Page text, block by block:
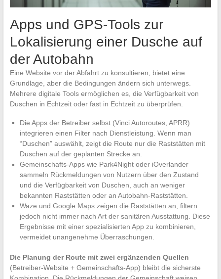
Apps und GPS-Tools zur
Lokalisierung einer Dusche auf
der Autobahn
Eine Website vor der Abfahrt zu konsultieren, bietet eine
Grundlage, aber die Bedingungen ändern sich unterwegs.
Mehrere digitale Tools ermöglichen es, die Verfügbarkeit von
Duschen in Echtzeit oder fast in Echtzeit zu überprüfen.
Die Apps der Betreiber selbst (Vinci Autoroutes, APRR)
integrieren einen Filter nach Dienstleistung. Wenn man
“Duschen” auswählt, zeigt die Route nur die Raststätten mit
Duschen auf der geplanten Strecke an.
Gemeinschafts-Apps wie Park4Night oder iOverlander
sammeln Rückmeldungen von Nutzern über den Zustand
und die Verfügbarkeit von Duschen, auch an weniger
bekannten Raststätten oder an Autobahn-Raststätten.
Waze und Google Maps zeigen die Raststätten an, filtern
jedoch nicht immer nach Art der sanitären Ausstattung. Diese
Ergebnisse mit einer spezialisierten App zu kombinieren,
vermeidet unangenehme Überraschungen.
Die Planung der Route mit zwei ergänzenden Quellen
(Betreiber-Website + Gemeinschafts-App) bleibt die sicherste